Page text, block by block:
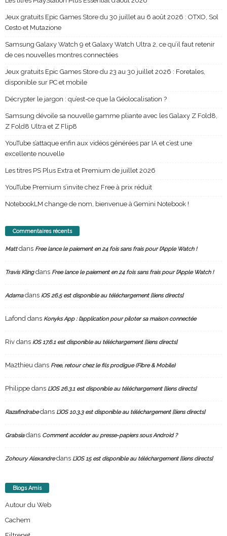
Jeux gratuits Epic Games Store du 30 juillet au 6 août 2026 : OTXO, Sol
Cesto et Mutazione
Samsung Galaxy Watch 9 et Galaxy Watch Ultra 2, ce qu’il faut retenir
de ces nouvelles montres connectées
Jeux gratuits Epic Games Store du 23 au 30 juillet 2026 : Foretales,
disponible sur PC et mobile
Décrypter le jargon : qu’est-ce que la Géolocalisation ?
Samsung dévoile sa nouvelle gamme pliante avec les Galaxy Z Fold8,
Z Fold8 Ultra et Z Flip8
YouTube s’attaque enfin aux vidéos générées par IA et c’est une
excellente nouvelle
Les titres PS Plus Extra et Premium de juillet 2026
YouTube Premium s’invite chez Free à prix réduit
NotebookLM change de nom, bienvenue à Gemini Notebook !
Commentaires récents
Mattdans Free lance le paiement en 24 fois sans frais pour l’Apple Watch !
Travis Klingdans Free lance le paiement en 24 fois sans frais pour l’Apple Watch !
Adamadans iOS 26.5 est disponible au téléchargement [liens directs]
Lafond dans Konyks App : l’application pour piloter sa maison connectée
Riv dans iOS 17.6.1 est disponible au téléchargement [liens directs]
Ma2thieu dans Free, retour chez le fils prodigue (Fibre & Mobile)
Philippe dans L’iOS 26.3.1 est disponible au téléchargement [liens directs]
Razafindrabedans L’iOS 10.3.3 est disponible au téléchargement [liens directs]
Grabsiadans Comment accéder au presse-papiers sous Android ?
Zohoury Alexandredans L’iOS 15 est disponible au téléchargement [liens directs]
Blogs Amis
Autour du Web
Cachem